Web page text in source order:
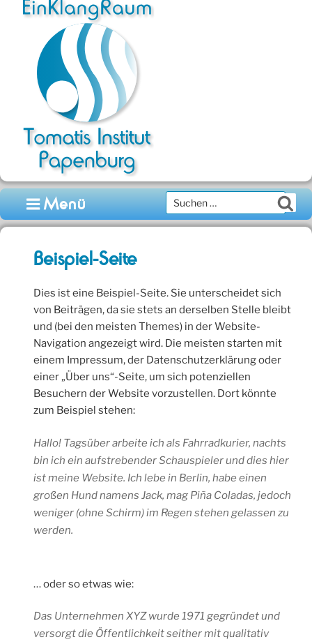
Menü
Suchen
nach:
Beispiel-Seite
Dies ist eine Beispiel-Seite. Sie unterscheidet sich
von Beiträgen, da sie stets an derselben Stelle bleibt
und (bei den meisten Themes) in der Website-
Navigation angezeigt wird. Die meisten starten mit
einem Impressum, der Datenschutzerklärung oder
einer „Über uns“-Seite, um sich potenziellen
Besuchern der Website vorzustellen. Dort könnte
zum Beispiel stehen:
Hallo! Tagsüber arbeite ich als Fahrradkurier, nachts
bin ich ein aufstrebender Schauspieler und dies hier
ist meine Website. Ich lebe in Berlin, habe einen
großen Hund namens Jack, mag Piña Coladas, jedoch
weniger (ohne Schirm) im Regen stehen gelassen zu
werden.
… oder so etwas wie:
Das Unternehmen XYZ wurde 1971 gegründet und
versorgt die Öffentlichkeit seither mit qualitativ